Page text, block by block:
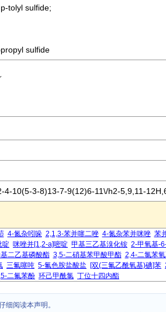
tolyl sulfide;
sulfide
4-10(5-3-8)13-7-9(12)6-11\/h2-5,9,11-
4-氮杂吲哚 2,1,3-苯并噻二唑 4-氮杂苯并咪唑 苯
啶 咪唑并[1,2-a]嘧啶 甲基三乙基溴化铵 2-甲氧基-
二乙基磷酸酯 3,5-二硝基苯甲酸甲酯 2,4-二氯苯
三氟噻吨 5-氟色胺盐酸盐 [双(三氟乙酰氧基)碘]苯
二氟苯酚 环己甲酰氯 丁位十四内酯
细阅读本声明。